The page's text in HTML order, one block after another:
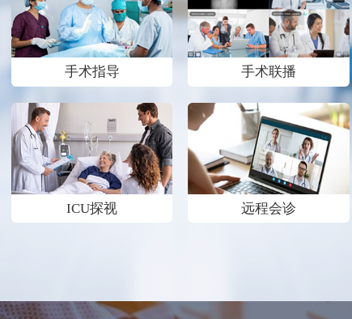
手术指导 手术联播
ICU探视 远程会诊